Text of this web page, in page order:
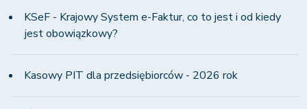
KSeF - Krajowy System e-Faktur, co to jest i od kiedy
jest obowiązkowy?
Kasowy PIT dla przedsiębiorców - 2026 rok